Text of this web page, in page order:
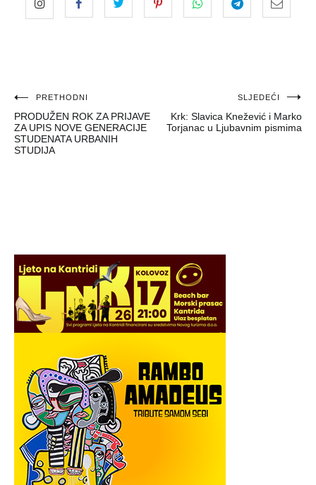
Navigacija
objava
PRETHODNI
PRODUŽEN ROK ZA PRIJAVE
ZA UPIS NOVE GENERACIJE
STUDENATA URBANIH
STUDIJA
SLJEDEĆI
Krk: Slavica Knežević i Marko
Torjanac u Ljubavnim pismima